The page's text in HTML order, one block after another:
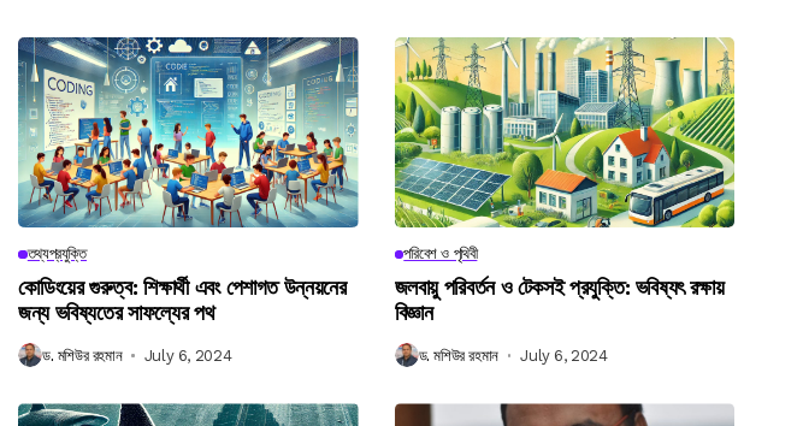
তথ্যপ্রযুক্তি
কোডিংয়ের গুরুত্ব: শিক্ষার্থী এবং পেশাগত উন্নয়নের
জন্য ভবিষ্যতের সাফল্যের পথ
ড. মশিউর রহমান July 6, 2024
পরিবেশ ও পৃথিবী
জলবায়ু পরিবর্তন ও টেকসই প্রযুক্তি: ভবিষ্যৎ রক্ষায়
বিজ্ঞান
ড. মশিউর রহমান July 6, 2024